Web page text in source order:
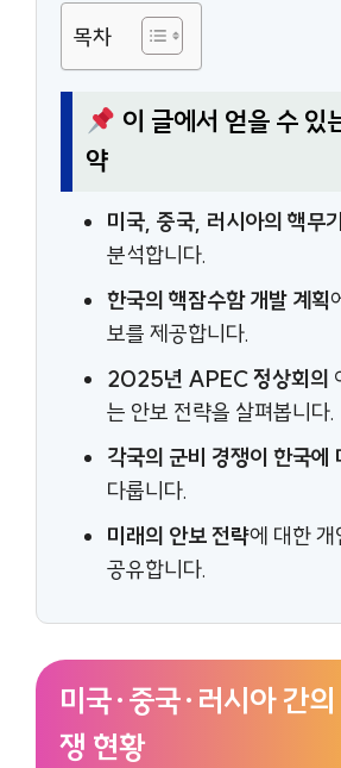
목차
이 글에서 얻을 수 있
약
미국, 중국, 러시아의 핵무
분석합니다.
한국의 핵잠수함 개발 계획
보를 제공합니다.
2025년 APEC 정상회의
는 안보 전략을 살펴봅니다.
각국의 군비 경쟁이 한국에
다룹니다.
미래의 안보 전략에 대한
공유합니다.
미국·중국·러시아 간
쟁 현황